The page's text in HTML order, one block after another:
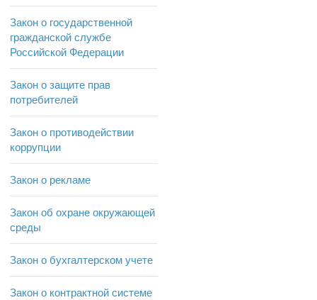
Закон о государственной
гражданской службе
Российской Федерации
Закон о защите прав
потребителей
Закон о противодействии
коррупции
Закон о рекламе
Закон об охране окружающей
среды
Закон о бухгалтерском учете
Закон о контрактной системе